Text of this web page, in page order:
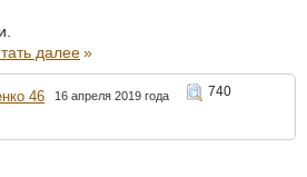
далее»
46 16 апреля 2019 года
740